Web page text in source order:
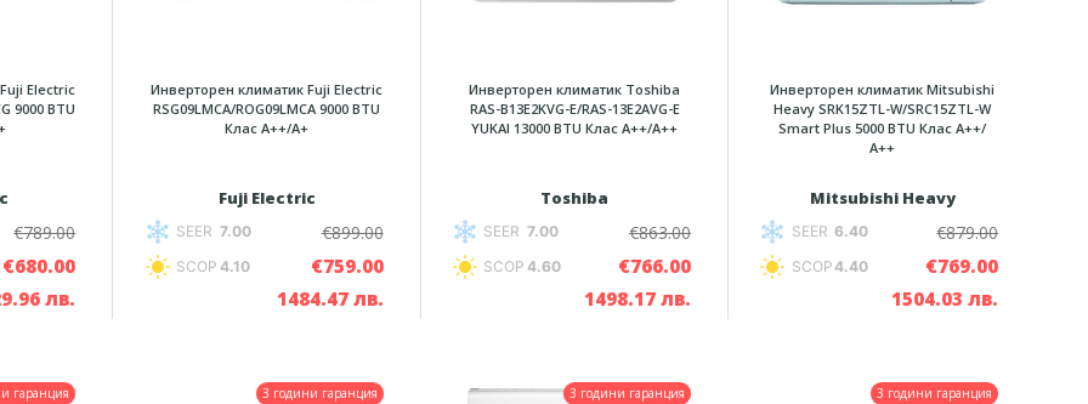
Electric
9000 BTU
€789.00
€680.00
лв.
Инверторен климатик Fuji Electric
RSG09LMCA/ROG09LMCA 9000 BTU
Клас A++/A+
Fuji Electric
SEER 7.00
SCOP 4.10
€899.00
€759.00
1484.47 лв.
Инверторен климатик Toshiba
RAS-B13E2KVG-E/RAS-13E2AVG-E
YUKAI 13000 BTU Клас A++/A++
Toshiba
SEER 7.00
SCOP 4.60
€863.00
€766.00
1498.17 лв.
Инверторен климатик Mitsubishi
Heavy SRK15ZTL-W/SRC15ZTL-W
Smart Plus 5000 BTU Клас A++/
А++
Mitsubishi Heavy
SEER 6.40
SCOP4.40
€879.00
€769.00
1504.03 лв.
гаранция
3 години гаранция
3 години гаранция
3 години гаранция